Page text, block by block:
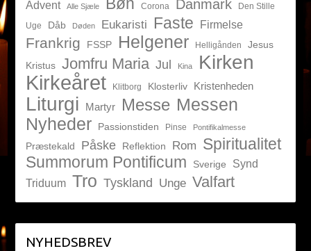
Advent Alle Sjæle Bøn Corona Danmark
Den Stille
Uge
Dåb Døden Eukaristi Faste Firmelse
Frankrig FSSP Helgener Helligånden
Jesus
Kristus Jomfru Maria Jul Kina Kirken
Kirkeåret Klitborg Klosterliv Kristenheden
Liturgi Martyr Messe Messen
Nyheder
Passionstiden Pinse Pontifikalmesse
Præstekald Påske Reflektion Rom Spiritualitet
Summorum Pontificum Sverige
Synd
Triduum Tro Tyskland Unge Valfart
NYHEDSBREV